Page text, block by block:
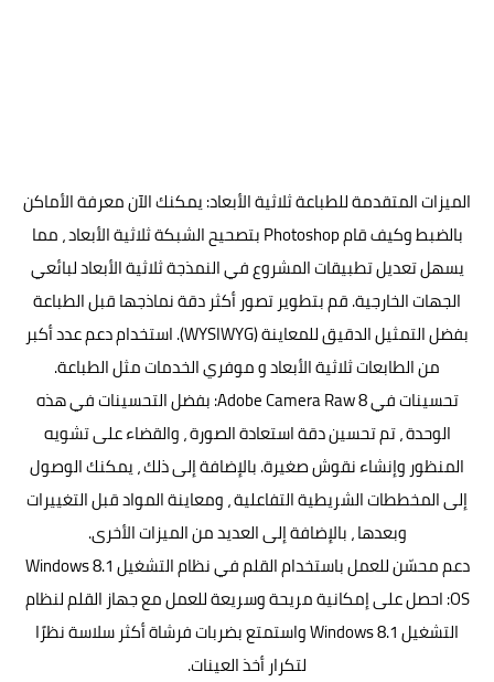
الميزات المتقدمة للطباعة ثلاثية الأبعاد: يمكنك الآن معرفة الأماكن
بالضبط وكيف قام Photoshop بتصحيح الشبكة ثلاثية الأبعاد ، مما
يسهل تعديل تطبيقات المشروع في النمذجة ثلاثية الأبعاد لبائعي
الجهات الخارجية. قم بتطوير تصور أكثر دقة نماذجها قبل الطباعة
بفضل التمثيل الدقيق للمعاينة (WYSIWYG). استخدام دعم عدد أكبر
من الطابعات ثلاثية الأبعاد و موفري الخدمات مثل الطباعة.
تحسينات في Adobe Camera Raw 8: بفضل التحسينات في هذه
الوحدة ، تم تحسين دقة استعادة الصورة ، والقضاء على تشويه
المنظور وإنشاء نقوش صغيرة. بالإضافة إلى ذلك ، يمكنك الوصول
إلى المخططات الشريطية التفاعلية ، ومعاينة المواد قبل التغييرات
وبعدها ، بالإضافة إلى العديد من الميزات الأخرى.
دعم محسّن للعمل باستخدام القلم في نظام التشغيل Windows 8.1
OS: احصل على إمكانية مريحة وسريعة للعمل مع جهاز القلم لنظام
التشغيل Windows 8.1 واستمتع بضربات فرشاة أكثر سلاسة نظرًا
لتكرار أخذ العينات.